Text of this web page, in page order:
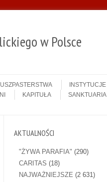
w Polsce
INSTYTUCJE
KAPITUŁA
SANKTUARIA
AKTUALNOŚCI
"ŻYWA PARAFIA" (290)
CARITAS (18)
NAJWAŻNIEJSZE (2 631)